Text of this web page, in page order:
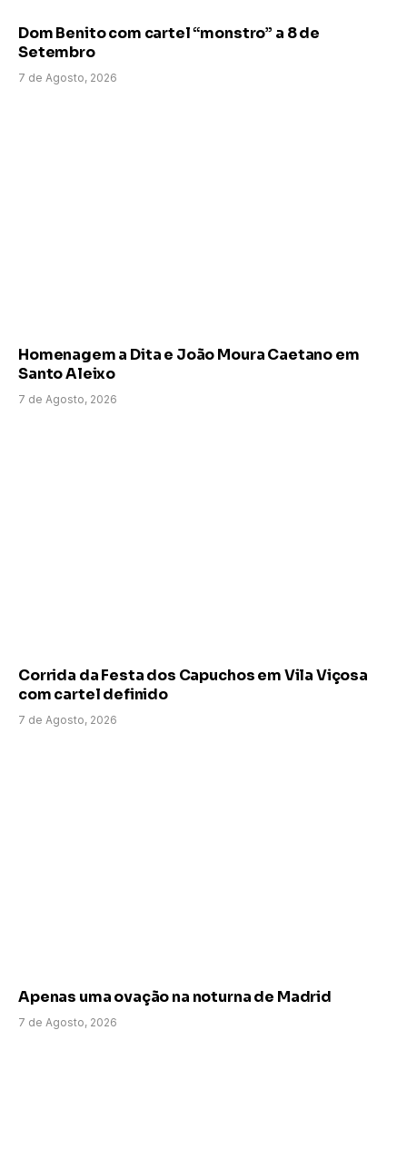
Dom Benito com cartel “monstro” a 8 de
Setembro
7 de Agosto, 2026
Homenagem a Dita e João Moura Caetano em
Santo Aleixo
7 de Agosto, 2026
Corrida da Festa dos Capuchos em Vila Viçosa
com cartel definido
7 de Agosto, 2026
Apenas uma ovação na noturna de Madrid
7 de Agosto, 2026